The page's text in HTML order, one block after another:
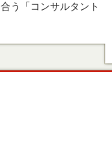
う「コンサルタント